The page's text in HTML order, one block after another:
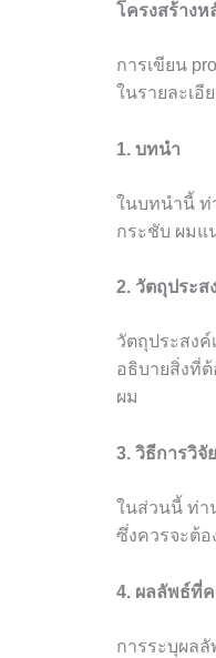
โครงสร้าง
การเขียน
ในรายละเอี
1. บทนำ
ในบทนำนี้ ท่
กระชับ ผมแ
2. วัตถุประส
วัตถุประสง
อธิบายสิ่งที่ต้
ผม
3. วิธีการวิจัย
ในส่วนนี้ ท่า
ซึ่งควรจะต้อ
4. ผลลัพธ์ที่
การระบุผล